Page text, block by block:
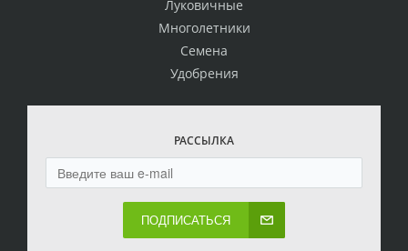
Луковичные
Многолетники
Семена
Удобрения
РАССЫЛКА
ПОДПИСАТЬСЯ